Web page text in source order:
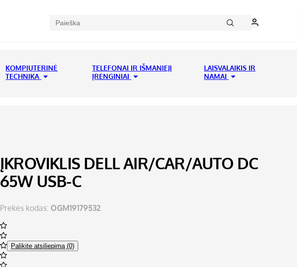
KOMPIUTERINĖ
TECHNIKA
TELEFONAI IR IŠMANIEJI
ĮRENGINIAI
LAISVALAIKIS IR
NAMAI
ĮKROVIKLIS DELL AIR/CAR/AUTO DC
65W USB-C
Prekės kodas: OGM19179532
Palikite atsiliepimą (0)